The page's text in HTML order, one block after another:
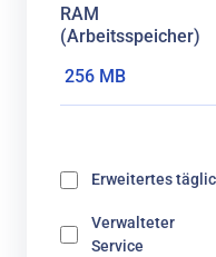
RAM
(Arbeitsspeicher)
Erweitertes
Verwalteter
Service